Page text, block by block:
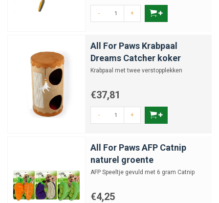
- +
All For Paws Krabpaal
Dreams Catcher koker
Krabpaal met twee verstopplekken
€37,81
- +
All For Paws AFP Catnip
naturel groente
AFP Speeltje gevuld met 6 gram Catnip
€4,25